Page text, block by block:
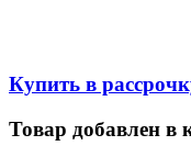
Купить в
Товар добавлен в